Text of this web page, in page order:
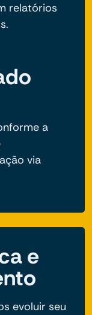
relatórios
a
via
e
evoluir seu